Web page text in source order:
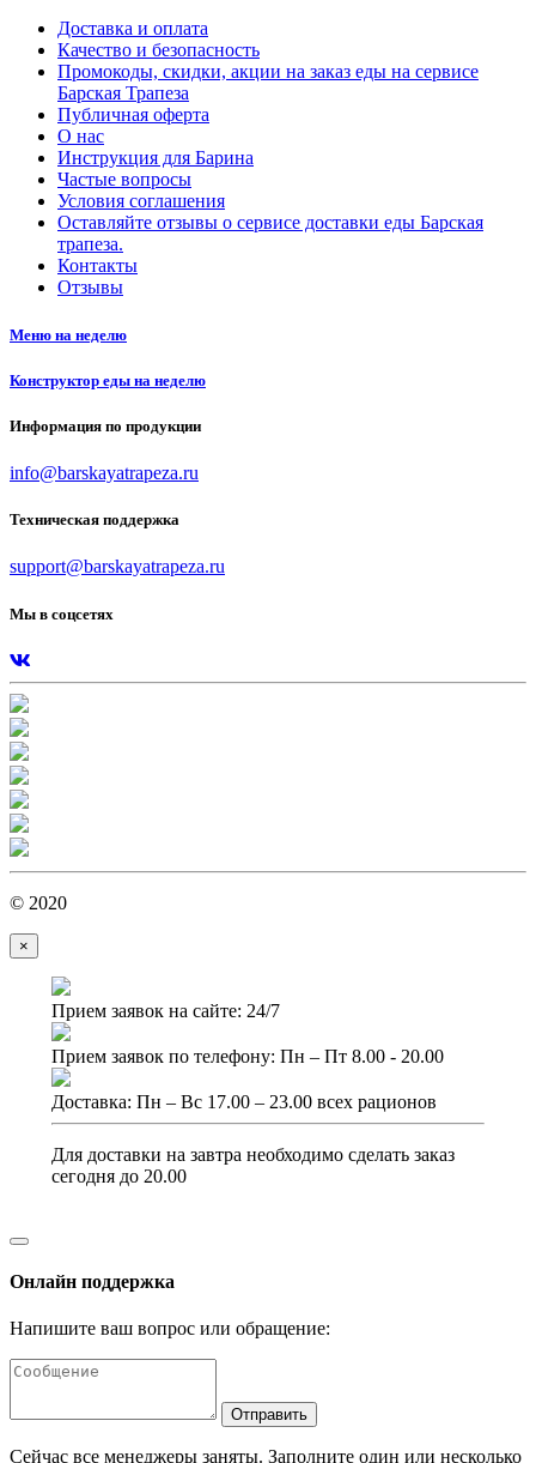
Доставка и оплата
Качество и безопасность
Промокоды, скидки, акции на заказ еды на сервисе
Барская Трапеза
Публичная оферта
О нас
Инструкция для Барина
Частые вопросы
Условия соглашения
Оставляйте отзывы о сервисе доставки еды Барская
трапеза.
Контакты
Отзывы
Меню на неделю
Конструктор еды на неделю
Информация по продукции
info@barskayatrapeza.ru
Техническая поддержка
support@barskayatrapeza.ru
Мы в соцсетях
© 2020
×
Прием заявок на сайте: 24/7
Прием заявок по телефону: Пн – Пт 8.00 - 20.00
Доставка: Пн – Вс 17.00 – 23.00 всех рационов
Для доставки на завтра необходимо сделать заказ
сегодня до 20.00
Онлайн поддержка
Напишите ваш вопрос или обращение:
Отправить
Сейчас все менеджеры заняты. Заполните один или несколько